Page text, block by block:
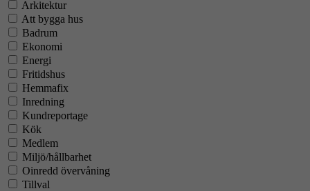
Arkitektur
Att bygga hus
Badrum
Ekonomi
Energi
Fritidshus
Hemmafix
Inredning
Kundreportage
Kök
Medlem
Miljö/hållbarhet
Oinredd övervåning
Tillval